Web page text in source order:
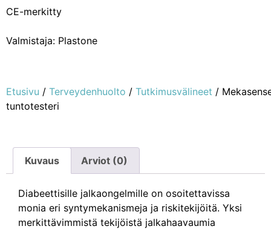
CE-merkitty
Valmistaja: Plastone
Etusivu / Terveydenhuolto / Tutkimusvälineet /
tuntotesteri
Kuvaus Arviot (0)
Diabeettisille jalkaongelmille on osoitettavissa
monia eri syntymekanismeja ja riskitekijöitä. Yksi
merkittävimmistä tekijöistä jalkahaavaumia